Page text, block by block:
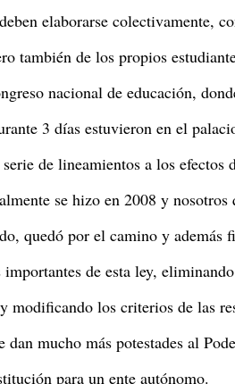
elaborarse colectivamente,
también de los propios
nacional de educación,
3 días estuvieron en el
de lineamientos a los efectos
se hizo en 2008 y nosotros
quedó por el camino y
de esta ley,
modificando los criterios de las
mucho más potestades al
para un ente autónomo.